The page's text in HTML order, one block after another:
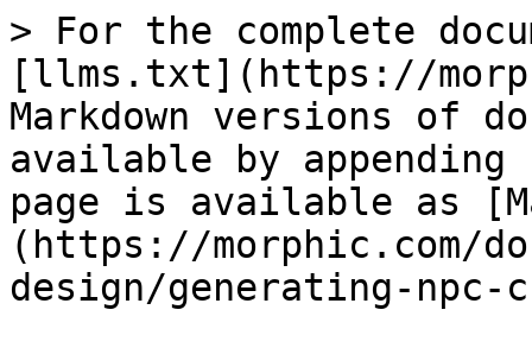
> For the complete
[llms.txt](https://
Markdown versions of
available by
page is available as
(https://morphic.com/
design/generating-npc-